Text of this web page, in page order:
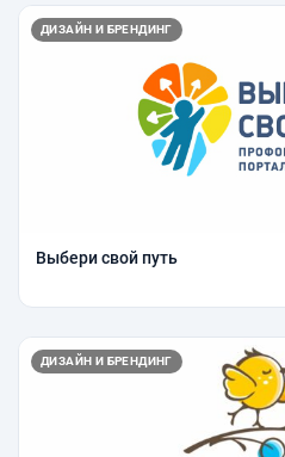
ДИЗАЙН И БРЕНДИНГ
Выбери свой путь
ДИЗАЙН И БРЕНДИНГ